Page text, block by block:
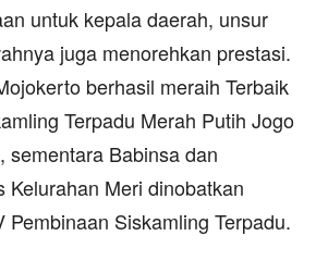
untuk kepala daerah, unsur
juga menorehkan prestasi.
berhasil meraih Terbaik
Terpadu Merah Putih Jogo
sementara Babinsa dan
Kelurahan Meri dinobatkan
Pembinaan Siskamling Terpadu.